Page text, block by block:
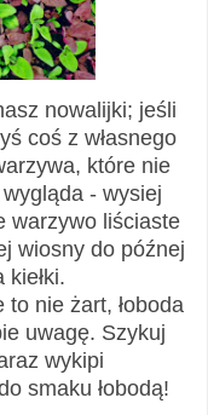
nowalijki; jeśli
coś z własnego
które nie
- wysiej
warzywo liściaste
wiosny do późnej
nie żart, łoboda
uwagę. Szykuj
wykipi
smaku łobodą!